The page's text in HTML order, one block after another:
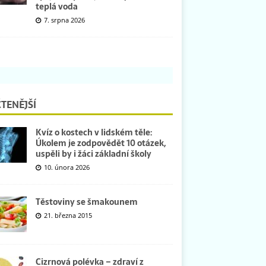
teplá voda
7. srpna 2026
Kvíz o kostech v lidském těle:
Úkolem je zodpovědět 10 otázek,
uspěli by i žáci základní školy
10. února 2026
Těstoviny se šmakounem
21. března 2015
Cizrnová polévka – zdraví z